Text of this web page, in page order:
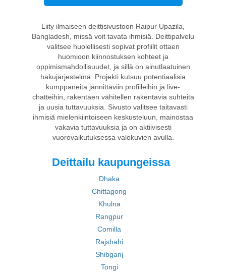
Liity ilmaiseen deittisivustoon Raipur Upazila,
Bangladesh, missä voit tavata ihmisiä. Deittipalvelu
valitsee huolellisesti sopivat profiilit ottaen
huomioon kiinnostuksen kohteet ja
oppimismahdollisuudet, ja sillä on ainutlaatuinen
hakujärjestelmä. Projekti kutsuu potentiaalisia
kumppaneita jännittäviin profiileihin ja live-
chatteihin, rakentaen vähitellen rakentavia suhteita
ja uusia tuttavuuksia. Sivusto valitsee taitavasti
ihmisiä mielenkiintoiseen keskusteluun, mainostaa
vakavia tuttavuuksia ja on aktiivisesti
vuorovaikutuksessa valokuvien avulla.
Deittailu kaupungeissa
Dhaka
Chittagong
Khulna
Rangpur
Comilla
Rajshahi
Shibganj
Tongi